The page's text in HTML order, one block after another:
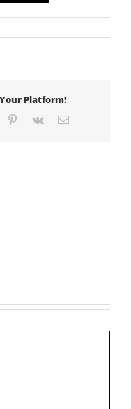
Platform!
Pinterest
Vk Email